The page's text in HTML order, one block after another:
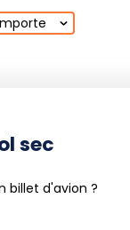
la pluie et
côtiers
fromages,
sec
billet d'avion ?